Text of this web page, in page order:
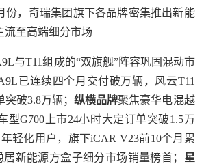
份，奇瑞集团旗下各品牌密集推出新能
流至高端细分市场——
与T11组成的“双旗舰”阵容巩固混动市
已连续四个月交付破万辆，风云T11
突破3.8万辆；纵横品牌聚焦豪华电混越
型G700上市24小时大定订单突破1.5万
轻化用户，旗下iCAR V23前10个月累
居新能源方盒子细分市场销量榜首； 星